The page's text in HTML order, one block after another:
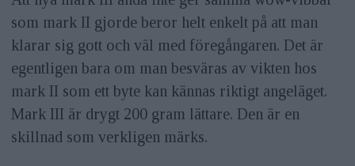
som mark II gjorde beror helt enkelt på att man
klarar sig gott och väl med föregångaren. Det är
egentligen bara om man besväras av vikten hos
mark II som ett byte kan kännas riktigt angeläget.
Mark III är drygt 200 gram lättare. Den är en
skillnad som verkligen märks.